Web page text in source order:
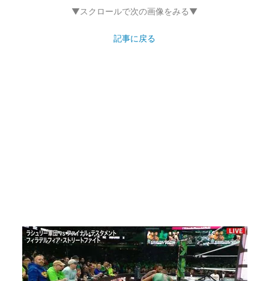
▼スクロールで次の画像をみる▼
記事に戻る